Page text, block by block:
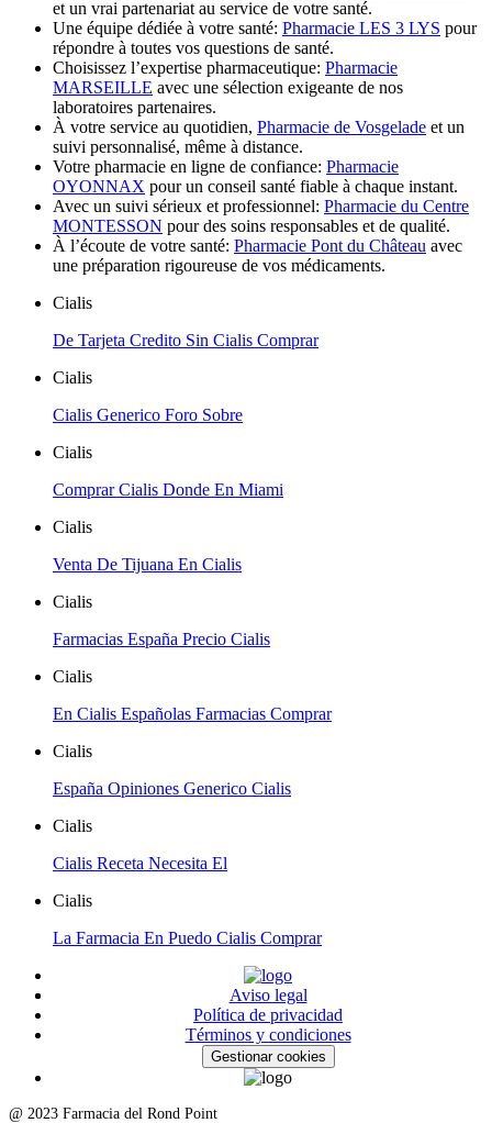
et un vrai partenariat au service de votre santé.
Une équipe dédiée à votre santé: Pharmacie LES 3 LYS pour
répondre à toutes vos questions de santé.
Choisissez l’expertise pharmaceutique: Pharmacie
MARSEILLE avec une sélection exigeante de nos
laboratoires partenaires.
À votre service au quotidien, Pharmacie de Vosgelade et un
suivi personnalisé, même à distance.
Votre pharmacie en ligne de confiance: Pharmacie
OYONNAX pour un conseil santé fiable à chaque instant.
Avec un suivi sérieux et professionnel: Pharmacie du Centre
MONTESSON pour des soins responsables et de qualité.
À l’écoute de votre santé: Pharmacie Pont du Château avec
une préparation rigoureuse de vos médicaments.
Cialis
De Tarjeta Credito Sin Cialis Comprar
Cialis
Cialis Generico Foro Sobre
Cialis
Comprar Cialis Donde En Miami
Cialis
Venta De Tijuana En Cialis
Cialis
Farmacias España Precio Cialis
Cialis
En Cialis Españolas Farmacias Comprar
Cialis
España Opiniones Generico Cialis
Cialis
Cialis Receta Necesita El
Cialis
La Farmacia En Puedo Cialis Comprar
Aviso legal
Política de privacidad
Términos y condiciones
Gestionar cookies
@ 2023 Farmacia del Rond Point